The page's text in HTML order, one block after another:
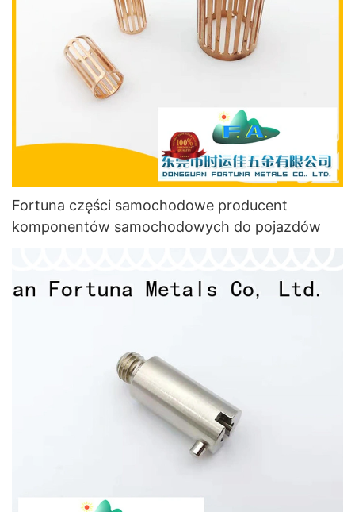
Fortuna części samochodowe producent
komponentów samochodowych do pojazdów